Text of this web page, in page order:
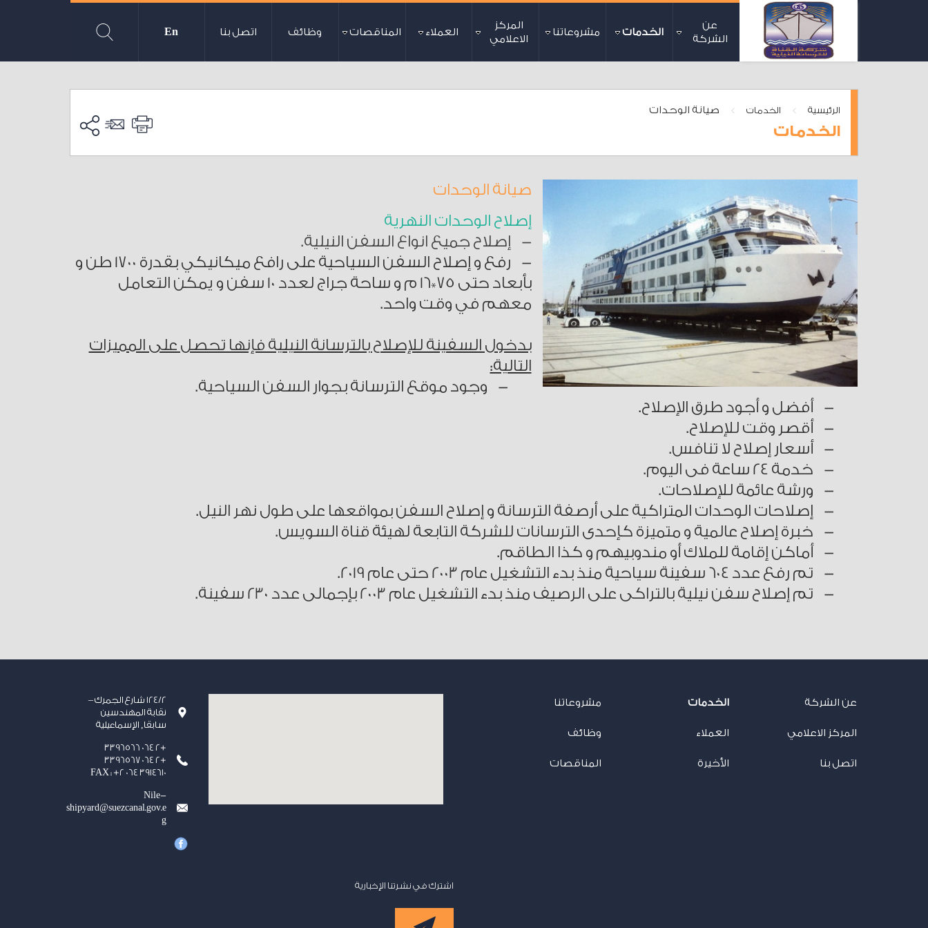
عن
الشركة
الخدمات مشروعاتنا
المركز
الاعلامي
العملاء المناقصات وظائف اتصل بنا En
الرئيسية > الخدمات > صيانة الوحدات
الخدمات
صيانة الوحدات
إصلاح الوحدات النهرية
- ​ إصلاح جميع انواع السفن النيلية.
- رفع و إصلاح السفن السياحية على رافع ميكانيكي بقدرة 1700 طن و
بأبعاد حتى 75*16 م و ساحة جراج لعدد 10 سفن و يمكن التعامل
معهم في وقت واحد.
بدخول السفينة للإصلاح بالترسانة النيلية فإنها تحصل على المميزات
التالية:
- وجود موقع الترسانة بجوار السفن السياحية.
- أفضل و أجود طرق الإصلاح.
- أقصر وقت للإصلاح.
- أسعار إصلاح لا تنافس.
- خدمة 24 ساعة فى اليوم.
- ورشة عائمة للإصلاحات.
- إصلاحات الوحدات المتراكية على أرصفة الترسانة و إصلاح السفن بمواقعها على طول نهر النيل.
- خبرة إصلاح عالمية و متميزة كإحدى الترسانات للشركة التابعة لهيئة قناة السويس.
- أماكن إقامة للملاك أو مندوبيهم و كذا الطاقم.
- تم رفع عدد 604 سفينة سياحية منذ بدء التشغيل عام 2003 حتى عام 2019.
- تم إصلاح سفن نيلية بالتراكى على الرصيف منذ بدء التشغيل عام 2003 بإجمالى عدد 230 سفينة.
عن الشركة الخدمات مشروعاتنا
المركز الاعلامي العملاء وظائف
اتصل بنا الأخيرة المناقصات
124/2 شارع الجمرك –
نقابة المهندسين
سابقا, الإسماعيلية
+2 064 3396566
+2 064 3396567
FAX : +2 064 3914610
Nile-
shipyard@suezcanal.gov.e
g
اشترك في نشرتنا الإخبارية